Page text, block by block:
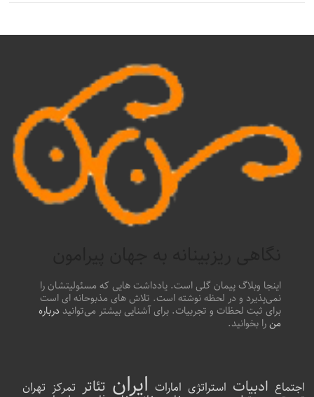
اینجا وبلاگ پیمان گلی است. یادداشت هایی که مسئولیتشان را
نمی‌پذیرد و در لحظه نوشته است. تلاش های مذبوحانه ای است
برای ثبت لحظات و تجربیات. برای آشنایی بیشتر می‌توانیددرباره
منرا بخوانید.
اجتماع ادبیات استراتژی امارات ایران تئاتر تمرکز تهران